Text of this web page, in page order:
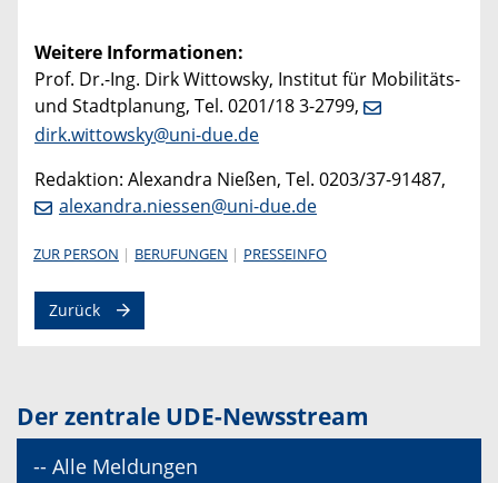
Weitere Informationen:
Prof. Dr.-Ing. Dirk Wittowsky, Institut für Mobilitäts-
und Stadtplanung, Tel. 0201/18 3-2799,
dirk.wittowsky@uni-due.de
Redaktion: Alexandra Nießen, Tel. 0203/37-91487,
alexandra.niessen@uni-due.de
ZUR PERSON BERUFUNGEN PRESSEINFO
Zurück
Der zentrale UDE-Newsstream
-- Alle Meldungen